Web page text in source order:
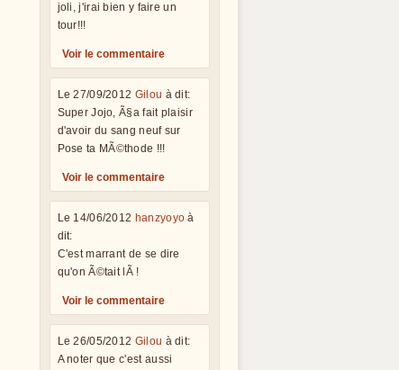
joli, j'irai bien y faire un
tour!!!
Voir le commentaire
Le 27/09/2012 Gilou à dit:
Super Jojo, Ã§a fait plaisir
d'avoir du sang neuf sur
Pose ta MÃ©thode !!!
Voir le commentaire
Le 14/06/2012 hanzyoyoà
dit:
C'est marrant de se dire
qu'on Ã©tait lÃ !
Voir le commentaire
Le 26/05/2012 Gilou à dit:
A noter que c'est aussi